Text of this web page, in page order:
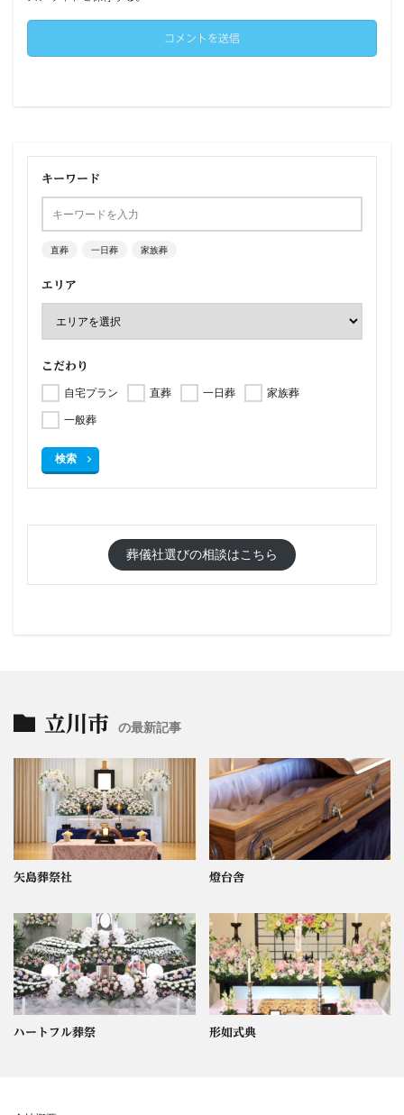
キーワード
直葬 一日葬 家族葬
エリア
こだわり
自宅プラン 直葬 一日葬
家族葬
一般葬
検索
葬儀社選びの相談はこちら
立川市 の最新記事
矢島葬祭社 燈台舎
ハートフル葬祭 形如式典